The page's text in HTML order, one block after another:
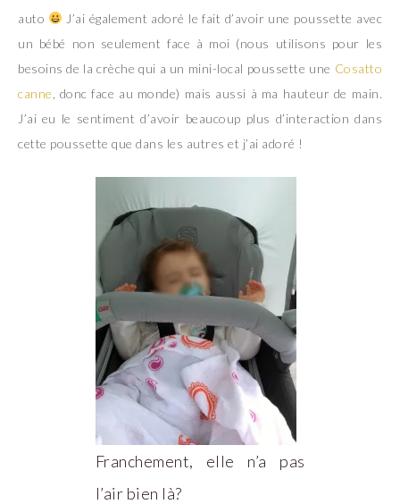
auto
J’ai également adoré le fait d’avoir une poussette avec
un bébé non seulement face à moi (nous utilisons pour les
besoins de la crèche qui a un mini-local poussette une Cosatto
canne , donc face au monde) mais aussi à ma hauteur de main.
J’ai eu le sentiment d’avoir beaucoup plus d’interaction dans
cette poussette que dans les autres et j’ai adoré !
Franchement, elle n’a pas
l’air bien là?